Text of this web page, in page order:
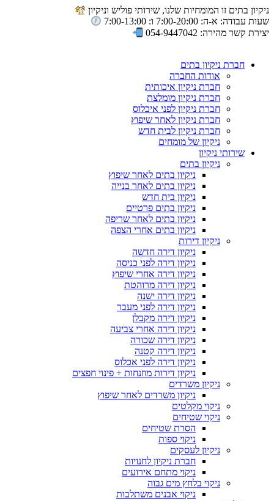
ניקיון בתים זו המומחיות שלנו, שירותי פוליש וניקיון
שעות עבודה: א-ה: 7:00-20:00 ו: 7:00-13:00
יצירת קשר מהירה: 054-9447042
חברת ניקיון בתים
אודות החברה
חברת ניקיון איכותית
חברת ניקיון מומלצת
חברת ניקיון לפני איכלוס
חברת ניקיון לאחר שיפוץ
חברת ניקיון לבית חדש
ניקיון של מומחים
שירותי ניקיון
ניקיון בתים
ניקיון בתים לאחר שיפוץ
ניקיון בתים לאחר בנייה
ניקיון בית חדש
ניקיון בתים פרטיים
ניקיון בתים לאחר שריפה
ניקיון בתים אחרי הצפה
ניקיון דירות
ניקיון דירה חדשה
ניקיון דירה לפני כניסה
ניקיון דירה אחרי שיפוץ
ניקיון דירה מרוהטת
ניקיון דירה ישנה
ניקיון דירה לפני מעבר
ניקיון דירה מקבלן
ניקיון דירה אחרי צביעה
ניקיון דירה שכורה
ניקיון דירה קטנה
ניקיון דירה לפני אכלוס
ניקיון דירות מוזנחות + פינוי חפצים
ניקיון משרדים
ניקיון משרדים לאחר שיפוץ
ניקוי מקלטים
ניקוי שטיחים
הסרת שטיחים
ניקוי ספות
ניקיון לעסקים
חברת ניקיון לחנויות
ניקוי מתחם אירועים
ניקוי בלחץ מים גבוה
ניקוי אבנים משתלבות